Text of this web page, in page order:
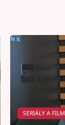
SERIÁLY A